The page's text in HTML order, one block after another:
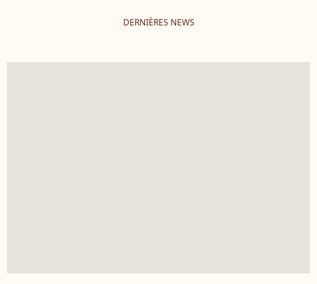
DERNIÈRES NEWS